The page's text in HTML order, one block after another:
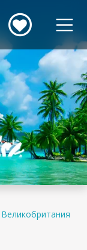
Великобритания